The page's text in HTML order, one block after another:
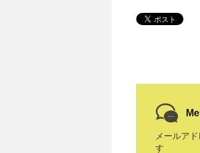
メールア
す